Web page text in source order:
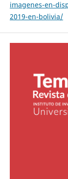
imagenes-en-
2019-en-bolivia/